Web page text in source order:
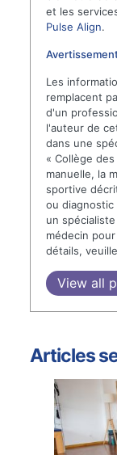
et les
Pulse Align.
Les
remplacent
d'un
l'auteur de
dans une
« Collège
manuelle, la
sportive
ou
un
médecin
détails,
View all
Articles